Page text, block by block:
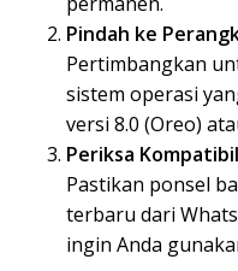
Pindah ke
Pertimbangkan
sistem operasi
versi 8.0 (Oreo)
Periksa
Pastikan ponsel
terbaru dari
ingin Anda